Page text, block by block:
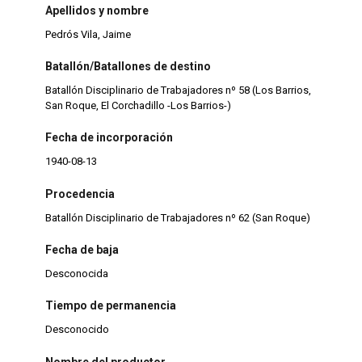
Apellidos y nombre
Pedrós Vila, Jaime
Batallón/Batallones de destino
Batallón Disciplinario de Trabajadores nº 58 (Los Barrios,
San Roque, El Corchadillo -Los Barrios-)
Fecha de incorporación
1940-08-13
Procedencia
Batallón Disciplinario de Trabajadores nº 62 (San Roque)
Fecha de baja
Desconocida
Tiempo de permanencia
Desconocido